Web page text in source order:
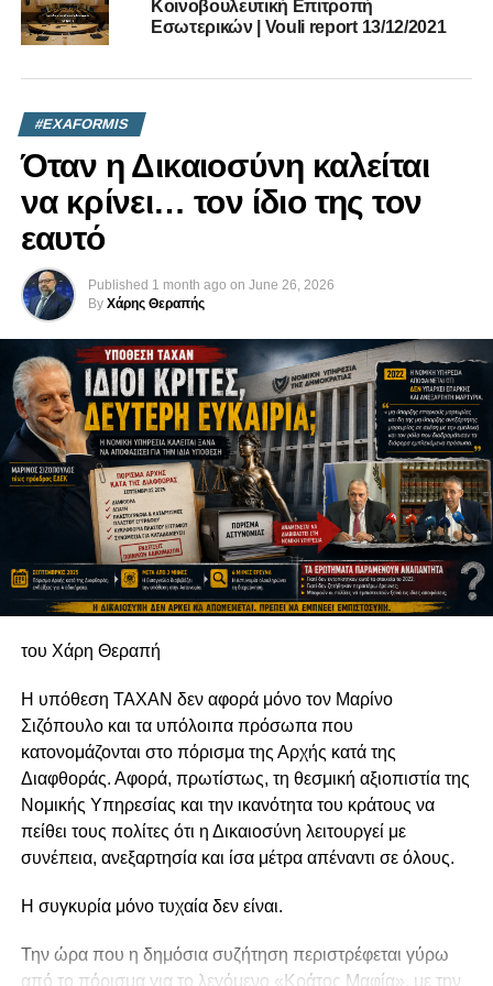
ΜΑΡΊΝΟΣ ΜΟΥΣΙΟΎΤΤΑΣ
UP NEXT
DON'T MISS
Μέσα το Γιαβούζ, έξω το Ορούτς Ρέις – Εξ
Αφορμής @Vouli.TV | 5/10/2020
Κοινοβουλευτική Επιτροπή
Εσωτερικών | Vouli report 13/12/2021
#EXAFORMIS
Όταν η Δικαιοσύνη καλείται
να κρίνει… τον ίδιο της τον
εαυτό
Published 1 month ago on June 26, 2026
By Χάρης Θεραπής
του Χάρη Θεραπή
Η υπόθεση TAXAN δεν αφορά μόνο τον Μαρίνο
Σιζόπουλο και τα υπόλοιπα πρόσωπα που
κατονομάζονται στο πόρισμα της Αρχής κατά της
Διαφθοράς. Αφορά, πρωτίστως, τη θεσμική αξιοπιστία της
Νομικής Υπηρεσίας και την ικανότητα του κράτους να
πείθει τους πολίτες ότι η Δικαιοσύνη λειτουργεί με
συνέπεια, ανεξαρτησία και ίσα μέτρα απέναντι σε όλους.
Η συγκυρία μόνο τυχαία δεν είναι.
Την ώρα που η δημόσια συζήτηση περιστρέφεται γύρω
από το πόρισμα για το λεγόμενο «Κράτος Μαφία», με την